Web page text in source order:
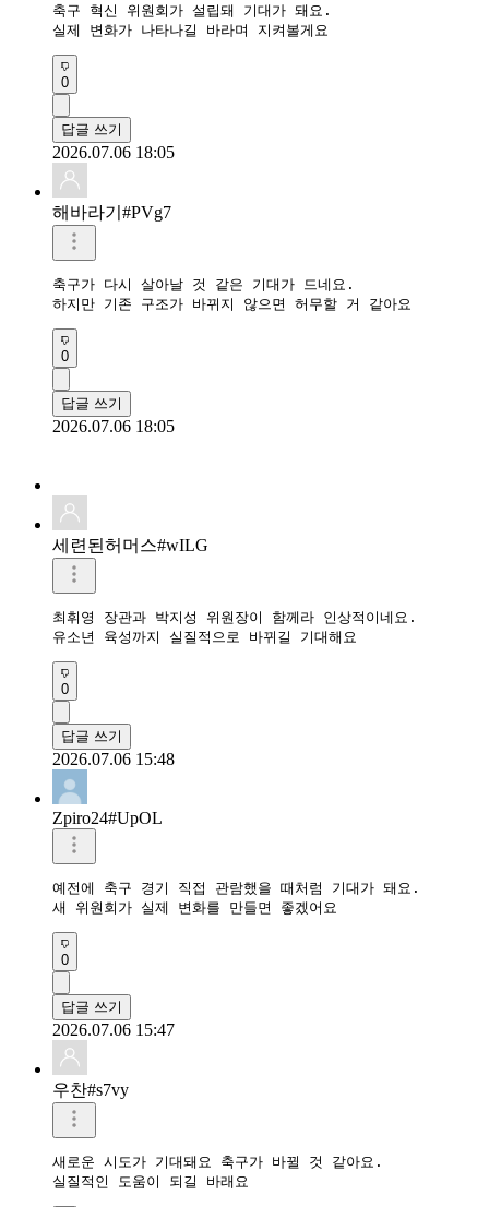
축구 혁신 위원회가 설립돼 기대가 돼요.
실제 변화가 나타나길 바라며 지켜볼게요
0
답글 쓰기
2026.07.06 18:05
해바라기#PVg7
축구가 다시 살아날 것 같은 기대가 드네요.
하지만 기존 구조가 바뀌지 않으면 허무할 거 같아요
0
답글 쓰기
2026.07.06 18:05
세련된허머스#wILG
최휘영 장관과 박지성 위원장이 함께라 인상적이네요.
유소년 육성까지 실질적으로 바뀌길 기대해요
0
답글 쓰기
2026.07.06 15:48
Zpiro24#UpOL
예전에 축구 경기 직접 관람했을 때처럼 기대가 돼요.
새 위원회가 실제 변화를 만들면 좋겠어요
0
답글 쓰기
2026.07.06 15:47
우찬#s7vy
새로운 시도가 기대돼요 축구가 바뀔 것 같아요.
실질적인 도움이 되길 바래요